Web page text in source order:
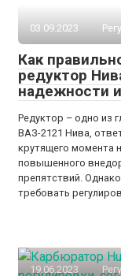
03.09.2023
Как
редуктор
надежности
Редуктор – одно из
ВАЗ-2121 Нива,
крутящего момента
повышенного
препятствий.
требовать
19.06.2023